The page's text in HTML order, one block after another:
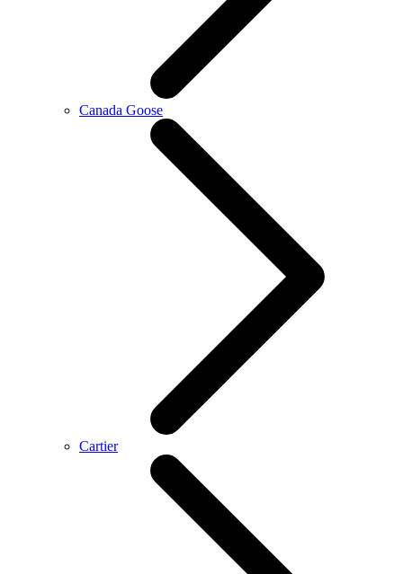
Canada Goose
Cartier